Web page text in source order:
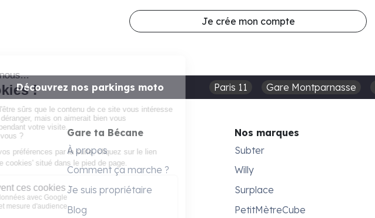
Je crée mon compte
Découvrez nos parkings moto Paris 11 Gare Montparnasse
Gare ta Bécane
À propos
Comment ça marche ?
Je suis propriétaire
Blog
Nos marques
Subter
Willy
Surplace
PetitMètreCube